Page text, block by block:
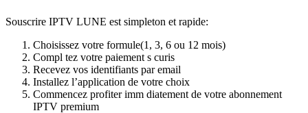
Souscrire IPTV LUNE est simpleton et rapide:
Choisissez votre formule(1, 3, 6 ou 12 mois)
Compl tez votre paiement s curis
Recevez vos identifiants par email
Installez l’application de votre choix
Commencez profiter imm diatement de votre abonnement
IPTV premium